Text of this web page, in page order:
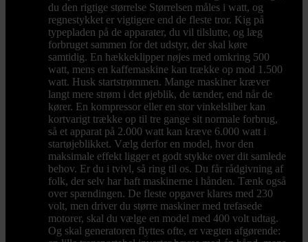
du den rigtige størrelse Størrelsen måles i watt, og
regnestykket er vigtigere end de fleste tror. Kig på
typepladen på de apparater, du vil tilslutte, og læg
forbruget sammen for det udstyr, der skal køre
samtidig. En hækkeklipper nøjes med omkring 500
watt, mens en kaffemaskine kan trække op mod 1.500
watt. Husk startstrømmen. Mange maskiner kræver
langt mere strøm i det øjeblik, de tænder, end når de
kører. En kompressor eller en stor vinkelsliber kan
kortvarigt trække op til tre gange sit normale forbrug,
så et apparat på 2.000 watt kan kræve 6.000 watt i
startøjeblikket. Vælg derfor en model, hvor den
maksimale effekt ligger et godt stykke over dit samlede
behov. Er du i tvivl, så ring til os. Du får rådgivning af
folk, der selv har haft maskinerne i hånden. Tænk også
over spændingen. De fleste opgaver klares med 230
volt, men driver du større maskiner med trefasede
motorer, skal du vælge en model med 400 volt udtag.
Og skal generatoren flyttes ofte, er vægten afgørende: